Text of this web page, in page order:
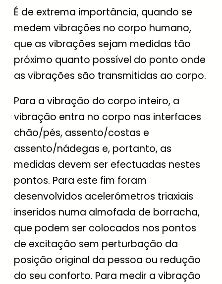
É de extrema importância, quando se
medem vibrações no corpo humano,
que as vibrações sejam medidas tão
próximo quanto possível do ponto onde
as vibrações são transmitidas ao corpo.
Para a vibração do corpo inteiro, a
vibração entra no corpo nas interfaces
chão/pés, assento/costas e
assento/nádegas e, portanto, as
medidas devem ser efectuadas nestes
pontos. Para este fim foram
desenvolvidos acelerómetros triaxiais
inseridos numa almofada de borracha,
que podem ser colocados nos pontos
de excitação sem perturbação da
posição original da pessoa ou redução
do seu conforto. Para medir a vibração